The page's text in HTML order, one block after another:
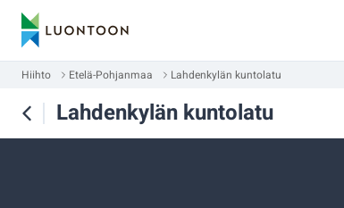
Hiihto Etelä-Pohjanmaa Lahdenkylän kuntolatu
Lahdenkylän kuntolatu